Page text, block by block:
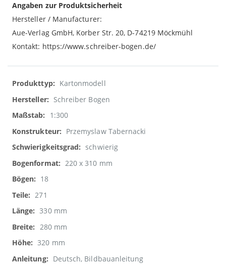
Angaben zur Produktsicherheit
Hersteller / Manufacturer:
Aue-Verlag GmbH, Korber Str. 20, D-74219 Möckmühl
Kontakt: https://www.schreiber-bogen.de/
Weitere
Informationen
Kartonmodell
Schreiber Bogen
1:300
Przemyslaw Tabernacki
schwierig
220 x 310 mm
18
271
330 mm
280 mm
320 mm
Deutsch, Bildbauanleitung